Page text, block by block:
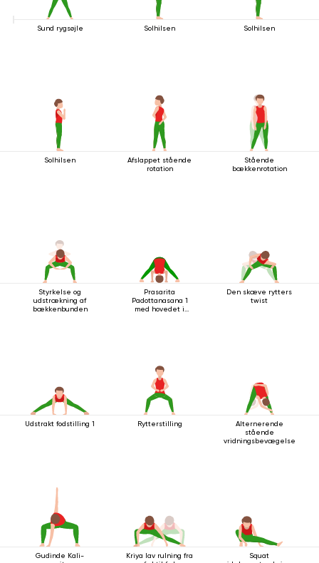
Sund rygsøjle Solhilsen Solhilsen
Solhilsen
Afslappet stående
rotation
Stående
bækkenrotation
Styrkelse og
udstrækning af
bækkenbunden
Prasarita
Padottanasana 1
med hovedet i
Den skæve rytters
twist
Udstrakt fodstilling 1 Rytterstilling
Alternerende
stående
vridningsbevægelse
Gudinde Kali-
Kriya lav rulning fra
Squat